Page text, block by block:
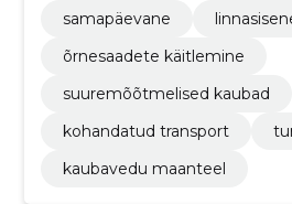
samapäevane
õrnesaadete käitlemine
suuremõõtmelised kaubad
kohandatud transport
kaubavedu maanteel